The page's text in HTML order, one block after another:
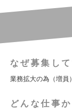
なぜ募集し
業務拡大の為（増員）
どんな仕事か